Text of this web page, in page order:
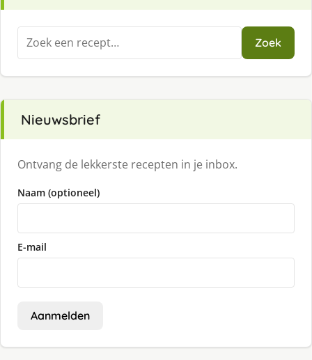
Zoeken
naar:
Zoek
Nieuwsbrief
Ontvang de lekkerste recepten in je inbox.
Naam (optioneel)
E-mail
Aanmelden